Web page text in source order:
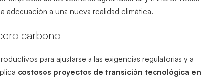
a una nueva realidad climática.
carbono
para ajustarse a las exigencias regulatorias y a
costosos proyectos de transición tecnológica en